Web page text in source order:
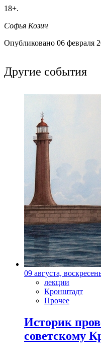
18+.
Софья Козич
Опубликовано 06 февраля
Другие события
09 августа,
лекции
Кронштадт
Прочее
Историк
советскому